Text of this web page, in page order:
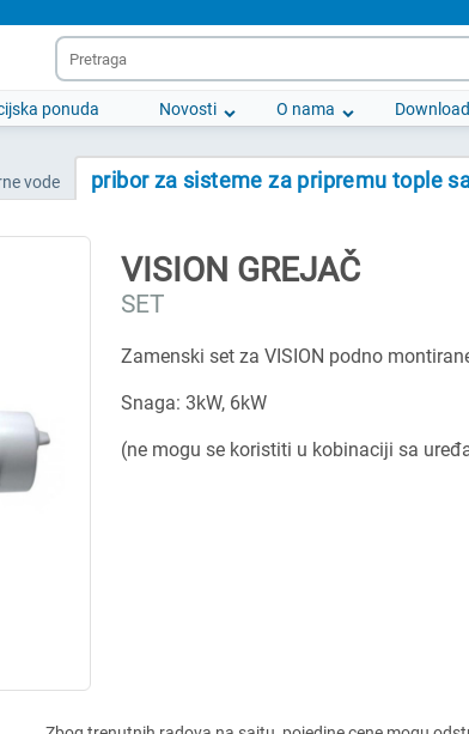
ponuda Novosti O nama Download
vode pribor za sisteme za pripremu tople
VISION GREJAČ
SET
Zamenski set za VISION podno
Snaga: 3kW, 6kW
(ne mogu se koristiti u kobinaciji sa